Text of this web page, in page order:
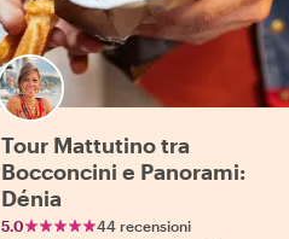
Tour Mattutino tra
Bocconcini e Panorami:
Dénia
5.0 44 recensioni